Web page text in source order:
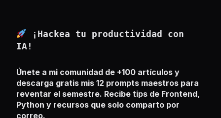
¡Hackea tu productividad con
IA!
Únete a mi comunidad de +100 artículos y
descarga gratis mis 12 prompts maestros para
reventar el semestre. Recibe tips de Frontend,
Python y recursos que solo comparto por
correo.